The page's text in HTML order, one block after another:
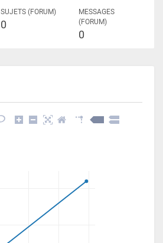
SUJETS (FORUM)
0
MESSAGES
(FORUM)
0